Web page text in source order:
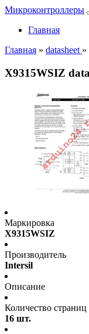
Микроконтроллеры
Главная
Главная » datasheet »
X9315WSIZ
Маркировка
X9315WSIZ
Производитель
Intersil
Описание
Количество страниц
16 шт.